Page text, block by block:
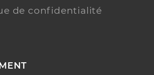
de confidentialité